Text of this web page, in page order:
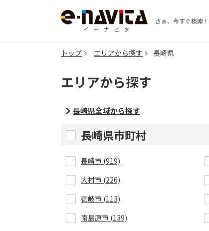
さぁ、今すぐ検索！
トップ エリアから探す 長崎県
エリアから探す
長崎県全域から探す
長崎県市町村
長崎市 (919)
大村市 (226)
壱岐市 (113)
南島原市 (139)